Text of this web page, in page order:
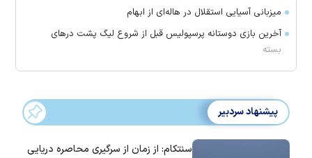
میزبانی آسیایی استقلال در هاله‌ای از ابهام
آخرین بازی دوستانه پرسپولیس قبل از شروع لیگ پشت در‌های
بسته
پیشنهاد سردبیر
سنتکام: از زمان از سرگیری محاصره دریایی